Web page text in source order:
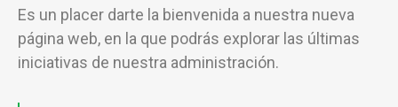
Es un placer darte la bienvenida a nuestra nueva
página web, en la que podrás explorar las últimas
iniciativas de nuestra administración.